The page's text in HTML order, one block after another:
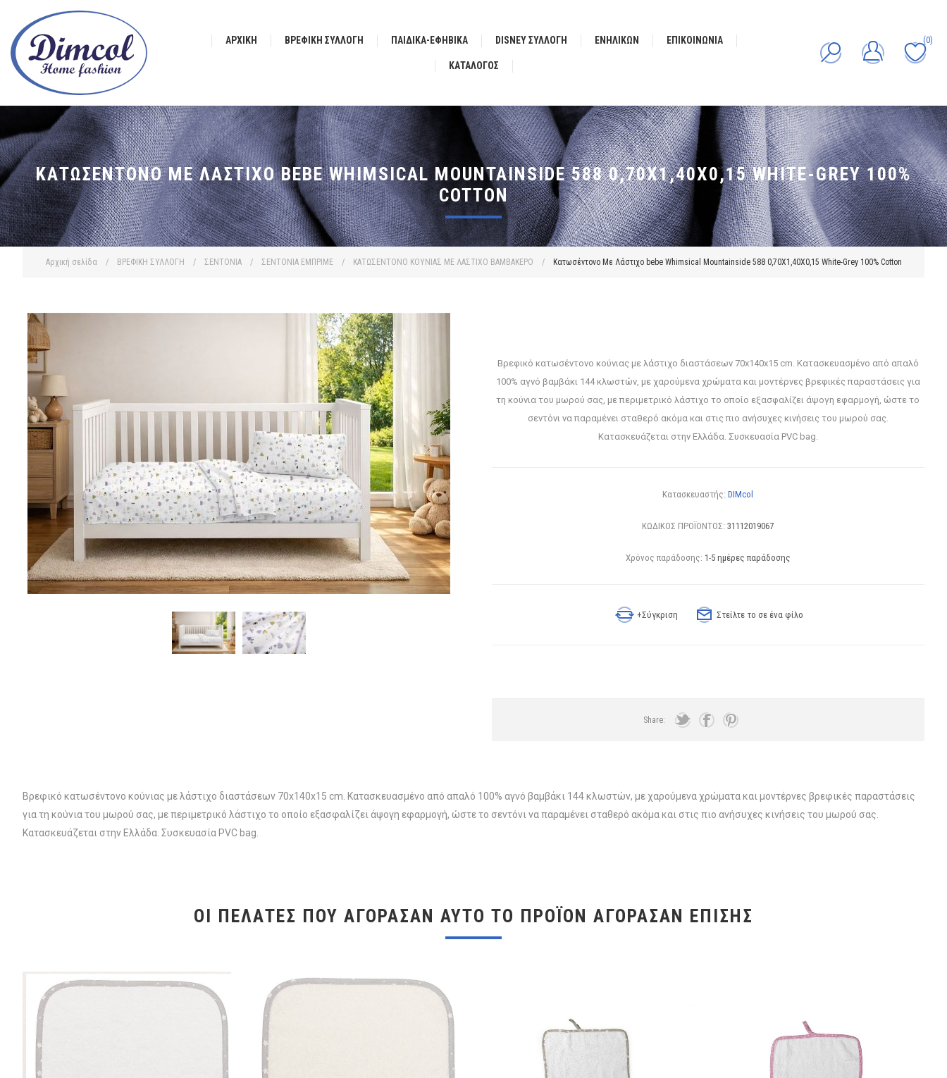
ΑΡΧΙΚΉ ΒΡΕΦΙΚΗ ΣΥΛΛΟΓΗ ΠΑΙΔΙΚΑ-ΕΦΗΒΙΚΑ DISNEY ΣΥΛΛΟΓΗ ΕΝΗΛΙΚΩΝ ΕΠΙΚΟΙΝΩΝΊΑ
ΚΑΤΆΛΟΓΟΣ
(0)
Αρχική σελίδα / ΒΡΕΦΙΚΗ ΣΥΛΛΟΓΗ / ΣΕΝΤΟΝΙΑ / ΣΕΝΤΟΝΙΑ ΕΜΠΡΙΜΕ / ΚΑΤΩΣΕΝΤΟΝΟ ΚΟΥΝΙΑΣ ΜΕ ΛΑΣΤΙΧΟ ΒΑΜΒΑΚΕΡΟ / Κατωσέντονο Με Λάστιχο bebe Whimsical Mountainside 588 0,70X1,40X0,15 White-Grey 100% Cotton
ΚΑΤΩΣΈΝΤΟΝΟ ΜΕ ΛΆΣΤΙΧΟ BEBE WHIMSICAL MOUNTAINSIDE 588 0,70X1,40X0,15 WHITE-GREY 100%
COTTON
Βρεφικό κατωσέντονο κούνιας με λάστιχο διαστάσεων 70x140x15 cm. Κατασκευασμένο από απαλό
100% αγνό βαμβάκι 144 κλωστών, με χαρούμενα χρώματα και μοντέρνες βρεφικές παραστάσεις για
τη κούνια του μωρού σας, με περιμετρικό λάστιχο το οποίο εξασφαλίζει άψογη εφαρμογή, ώστε το
σεντόνι να παραμένει σταθερό ακόμα και στις πιο ανήσυχες κινήσεις του μωρού σας.
Κατασκευάζεται στην Ελλάδα. Συσκευασία PVC bag.
Κατασκευαστής: DIMcol
ΚΩΔΙΚΟΣ ΠΡΟΪΟΝΤΟΣ: 31112019067
Χρόνος παράδοσης: 1-5 ημέρες παράδοσης
+Σύγκριση Στείλτε το σε ένα φίλο
Share:
Βρεφικό κατωσέντονο κούνιας με λάστιχο διαστάσεων 70x140x15 cm. Κατασκευασμένο από απαλό 100% αγνό βαμβάκι 144 κλωστών, με χαρούμενα χρώματα και μοντέρνες βρεφικές παραστάσεις
για τη κούνια του μωρού σας, με περιμετρικό λάστιχο το οποίο εξασφαλίζει άψογη εφαρμογή, ώστε το σεντόνι να παραμένει σταθερό ακόμα και στις πιο ανήσυχες κινήσεις του μωρού σας.
Κατασκευάζεται στην Ελλάδα. Συσκευασία PVC bag.
ΟΙ ΠΕΛΆΤΕΣ ΠΟΥ ΑΓΌΡΑΣΑΝ ΑΥΤΌ ΤΟ ΠΡΟΪΌΝ ΑΓΌΡΑΣΑΝ ΕΠΊΣΗΣ